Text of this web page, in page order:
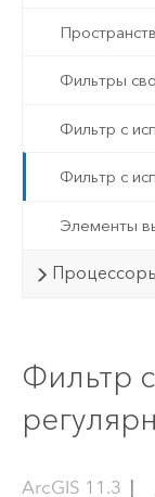
Фильтры
Фильтр с
Фильтр с
Элементы
Фильтр
ArcGIS 11.3